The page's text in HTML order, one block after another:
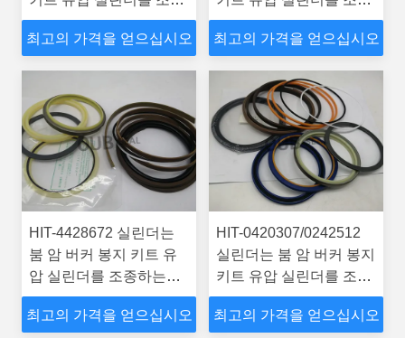
하는 4310242 기계
EX400-3C 굴삭기입니다
최고의 가격을 얻으십시오
하는 4310242 기계
EX400-3C 굴삭기입니다
최고의 가격을 얻으십시오
HIT-4428672 실린더는
붐 암 버커 봉지 키트 유
압 실린더를 조종하는
4310242 기계 EX400-
3C 굴삭기입니다
최고의 가격을 얻으십시오
HIT-0420307/0242512
실린더는 붐 암 버커 봉지
키트 유압 실린더를 조종
하는 4310243 기계
EX400-3C 굴삭기입니다
최고의 가격을 얻으십시오